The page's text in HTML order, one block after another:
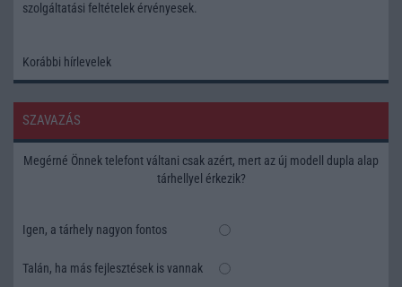
szolgáltatási feltételek érvényesek.
Korábbi hírlevelek
SZAVAZÁS
Megérné Önnek telefont váltani csak azért, mert az új modell dupla alap
tárhellyel érkezik?
Igen, a tárhely nagyon fontos
Talán, ha más fejlesztések is vannak